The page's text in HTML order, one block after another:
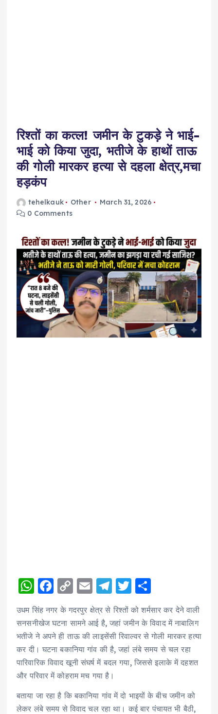
रिश्तों का कत्ल! जमीन के टुकड़े ने भाई-
भाई को किया जुदा, भतीजे के हाथों ताऊ
की गोली मारकर हत्या से दहला क्षेत्र,मचा
हड़कंप
tehelkauk Other
March 31, 2026
0 Comments
W
h
a
ts
A
p
p
F
a
c
e
b
o
o
k
C
p
y
Li
n
k
E
m
ai
l
T
el
e
g
r
a
m
T
w
it
te
r
a
re
उधम सिंह नगर के गदरपुर क्षेत्र से रिश्तों को शर्मसार कर देने वाली
सनसनीखेज घटना सामने आई है, जहां जमीन के विवाद में नाबालिग
भतीजे ने अपने ही ताऊ की लाइसेंसी रिवाल्वर से गोली मारकर हत्या
कर दी। घटना बकानिया गांव की है, जहां लंबे समय से चल रहा
पारिवारिक विवाद खूनी संघर्ष में बदल गया, जिससे इलाके में दहशत
और परिवार में कोहराम मच गया है।
बताया जा रहा है कि बकानिया गांव में दो भाइयों के बीच जमीन को
लेकर लंबे समय से विवाद चल रहा था। कई बार पंचायत भी बैठी,